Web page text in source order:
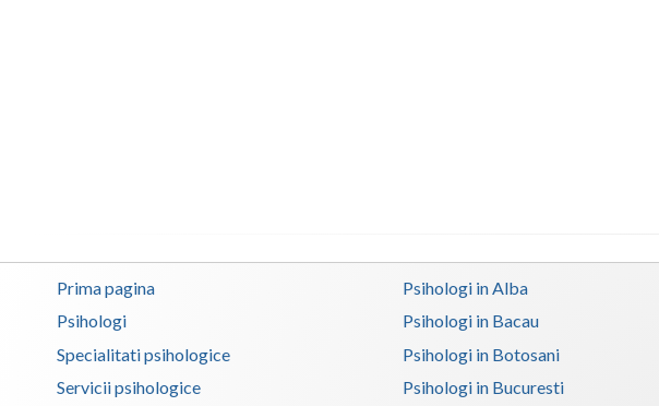
Prima pagina
Psihologi
Specialitati psihologice
Servicii psihologice
Psihologi in Alba
Psihologi in Bacau
Psihologi in Botosani
Psihologi in Bucuresti